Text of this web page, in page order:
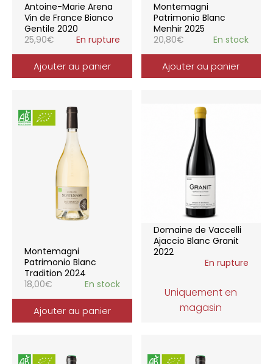
Antoine-Marie Arena
Vin de France Bianco
Gentile 2020
25,90€ En rupture
Ajouter au panier
Montemagni
Patrimonio Blanc
Menhir 2025
20,80€ En stock
Ajouter au panier
Montemagni
Patrimonio Blanc
Tradition 2024
18,00€ En stock
Ajouter au panier
Domaine de Vaccelli
Ajaccio Blanc Granit
2022
En rupture
Uniquement en
magasin